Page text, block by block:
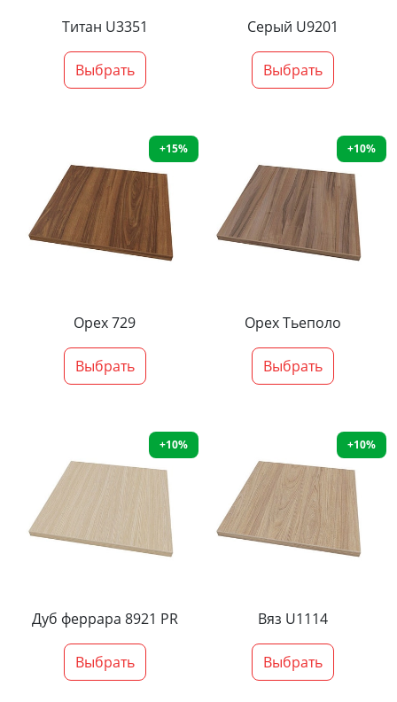
Титан U3351
Выбрать
Серый U9201
Выбрать
+15%
Орех 729
Выбрать
+10%
Орех Тьеполо
Выбрать
+10%
Дуб феррара 8921 PR
Выбрать
+10%
Вяз U1114
Выбрать